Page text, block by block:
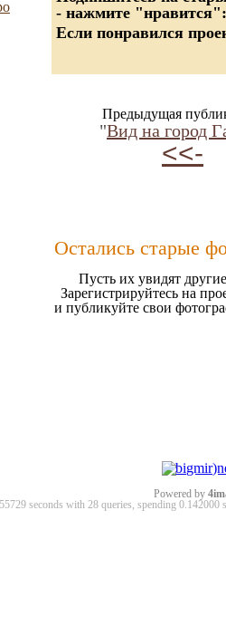
- нажмите "нравится":
Если понравился
Предыдущая
"Вид на город
<<-
Остались старые
Пусть их увидят
Зарегистрируйтесь на
и публикуйте свои
Powered by
seconds with 28 queries, spending